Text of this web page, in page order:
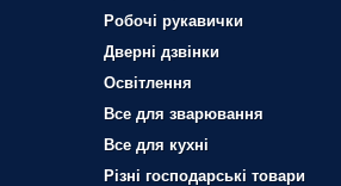
Робочі рукавички
Дверні дзвінки
Освітлення
Все для зварювання
Все для кухні
Різні господарські товари